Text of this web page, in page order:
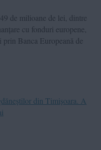
de milioane de lei, dintre
cu fonduri europene,
Banca Europeană de
din Timișoara. A